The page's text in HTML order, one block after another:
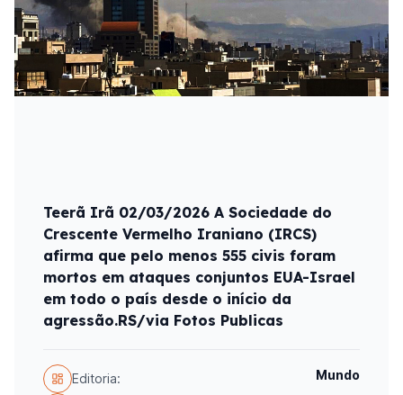
Teerã Irã 02/03/2026 A Sociedade do
Crescente Vermelho Iraniano (IRCS)
afirma que pelo menos 555 civis foram
mortos em ataques conjuntos EUA-Israel
em todo o país desde o início da
agressão.RS/via Fotos Publicas
Editoria: Mundo